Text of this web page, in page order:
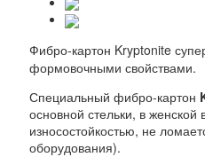
Фибро-картон Kryptonite
формовочными свойствами.
Специальный фибро-картон
основной стельки, в
износостойкостью, не
оборудования).